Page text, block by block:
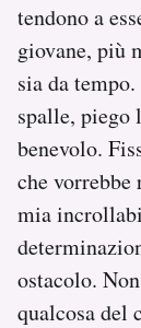
tendono a
giovane, più
sia da
spalle, piego
benevolo.
che
mia
ostacolo.
qualcosa del